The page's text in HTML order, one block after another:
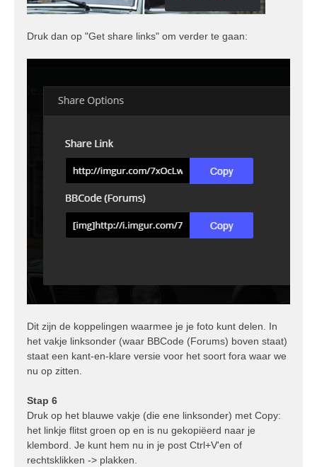
Druk dan op "Get share links" om verder te gaan:
Dit zijn de koppelingen waarmee je je foto kunt delen. In
het vakje linksonder (waar BBCode (Forums) boven staat)
staat een kant-en-klare versie voor het soort fora waar we
nu op zitten.
Stap 6
Druk op het blauwe vakje (die ene linksonder) met Copy:
het linkje flitst groen op en is nu gekopiëerd naar je
klembord. Je kunt hem nu in je post Ctrl+V'en of
rechtsklikken -> plakken.